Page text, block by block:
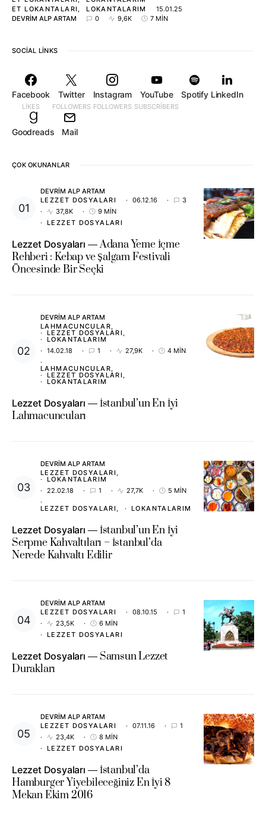
ET LOKANTALARI
LOKANTALARIM
15.01.25
DEVRIM ALP ARTAM
0 9,6K 7 MIN
SOCIAL LINKS
Facebook
LIKES
Twitter
FOLLOWERS
Instagram
FOLLOWERS
YouTube
SUBSCRIBERS
Spotify LinkedIn
Goodreads Mail
ÇOK OKUNANLAR
DEVRIM ALP ARTAM
LEZZET DOSYALARI
06.12.16
3
37,8K
9 MIN
LEZZET DOSYALARI
Lezzet Dosyaları
Adana Yeme İçme
Rehberi : Kebap ve Şalgam Festivali
Öncesinde Bir Seçki
DEVRIM ALP ARTAM
LAHMACUNCULAR
LEZZET DOSYALARI
LOKANTALARIM
14.02.18
1 27,9K 4 MIN
LAHMACUNCULAR
LEZZET DOSYALARI
LOKANTALARIM
Lezzet Dosyaları
İstanbul’un En İyi
Lahmacuncuları
DEVRIM ALP ARTAM
LEZZET DOSYALARI
LOKANTALARIM
22.02.18
1 27,7K 5 MIN
LEZZET DOSYALARI LOKANTALARIM
Lezzet Dosyaları
İstanbul’un En İyi
Serpme Kahvaltıları – İstanbul’da
Nerede Kahvaltı Edilir
DEVRIM ALP ARTAM
LEZZET DOSYALARI
08.10.15
1
23,5K
6 MIN
LEZZET DOSYALARI
Lezzet Dosyaları
Samsun Lezzet
Durakları
DEVRIM ALP ARTAM
LEZZET DOSYALARI
07.11.16
1
23,4K
8 MIN
LEZZET DOSYALARI
Lezzet Dosyaları
İstanbul’da
Hamburger Yiyebileceğiniz En İyi 8
Mekan Ekim 2016